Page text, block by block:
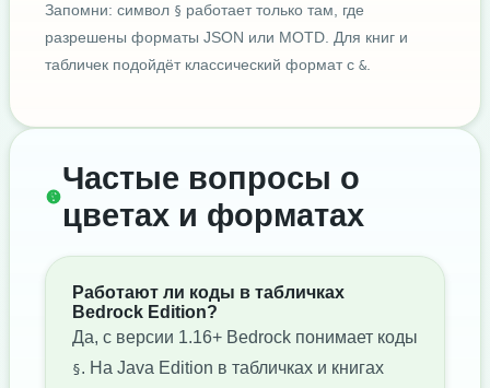
Запомни: символ § работает только там, где
разрешены форматы JSON или MOTD. Для книг и
табличек подойдёт классический формат с &.
Частые вопросы о
цветах и форматах
Работают ли коды в табличках
Bedrock Edition?
Да, с версии 1.16+ Bedrock понимает коды
§. На Java Edition в табличках и книгах